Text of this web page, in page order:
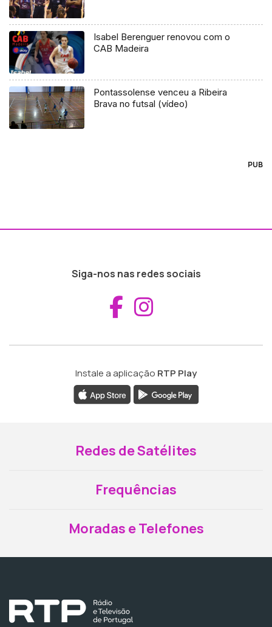
Isabel Berenguer renovou com o
CAB Madeira
Pontassolense venceu a Ribeira
Brava no futsal (vídeo)
PUB
Siga-nos nas redes sociais
Aceder ao
Instale a aplicação RTP Play
Redes de Satélites
Frequências
Moradas e Telefones